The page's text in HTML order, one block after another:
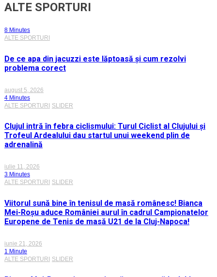
ALTE SPORTURI
8 Minutes
ALTE SPORTURI
De ce apa din jacuzzi este lăptoasă și cum rezolvi
problema corect
august 5, 2026
4 Minutes
ALTE SPORTURI SLIDER
Clujul intră în febra ciclismului: Turul Ciclist al Clujului și
Trofeul Ardealului dau startul unui weekend plin de
adrenalină
iulie 11, 2026
3 Minutes
ALTE SPORTURI
SLIDER
Viitorul sună bine în tenisul de masă românesc! Bianca
Mei-Roșu aduce României aurul în cadrul Campionatelor
Europene de Tenis de masă U21 de la Cluj-Napoca!
iunie 21, 2026
1 Minute
ALTE SPORTURI SLIDER